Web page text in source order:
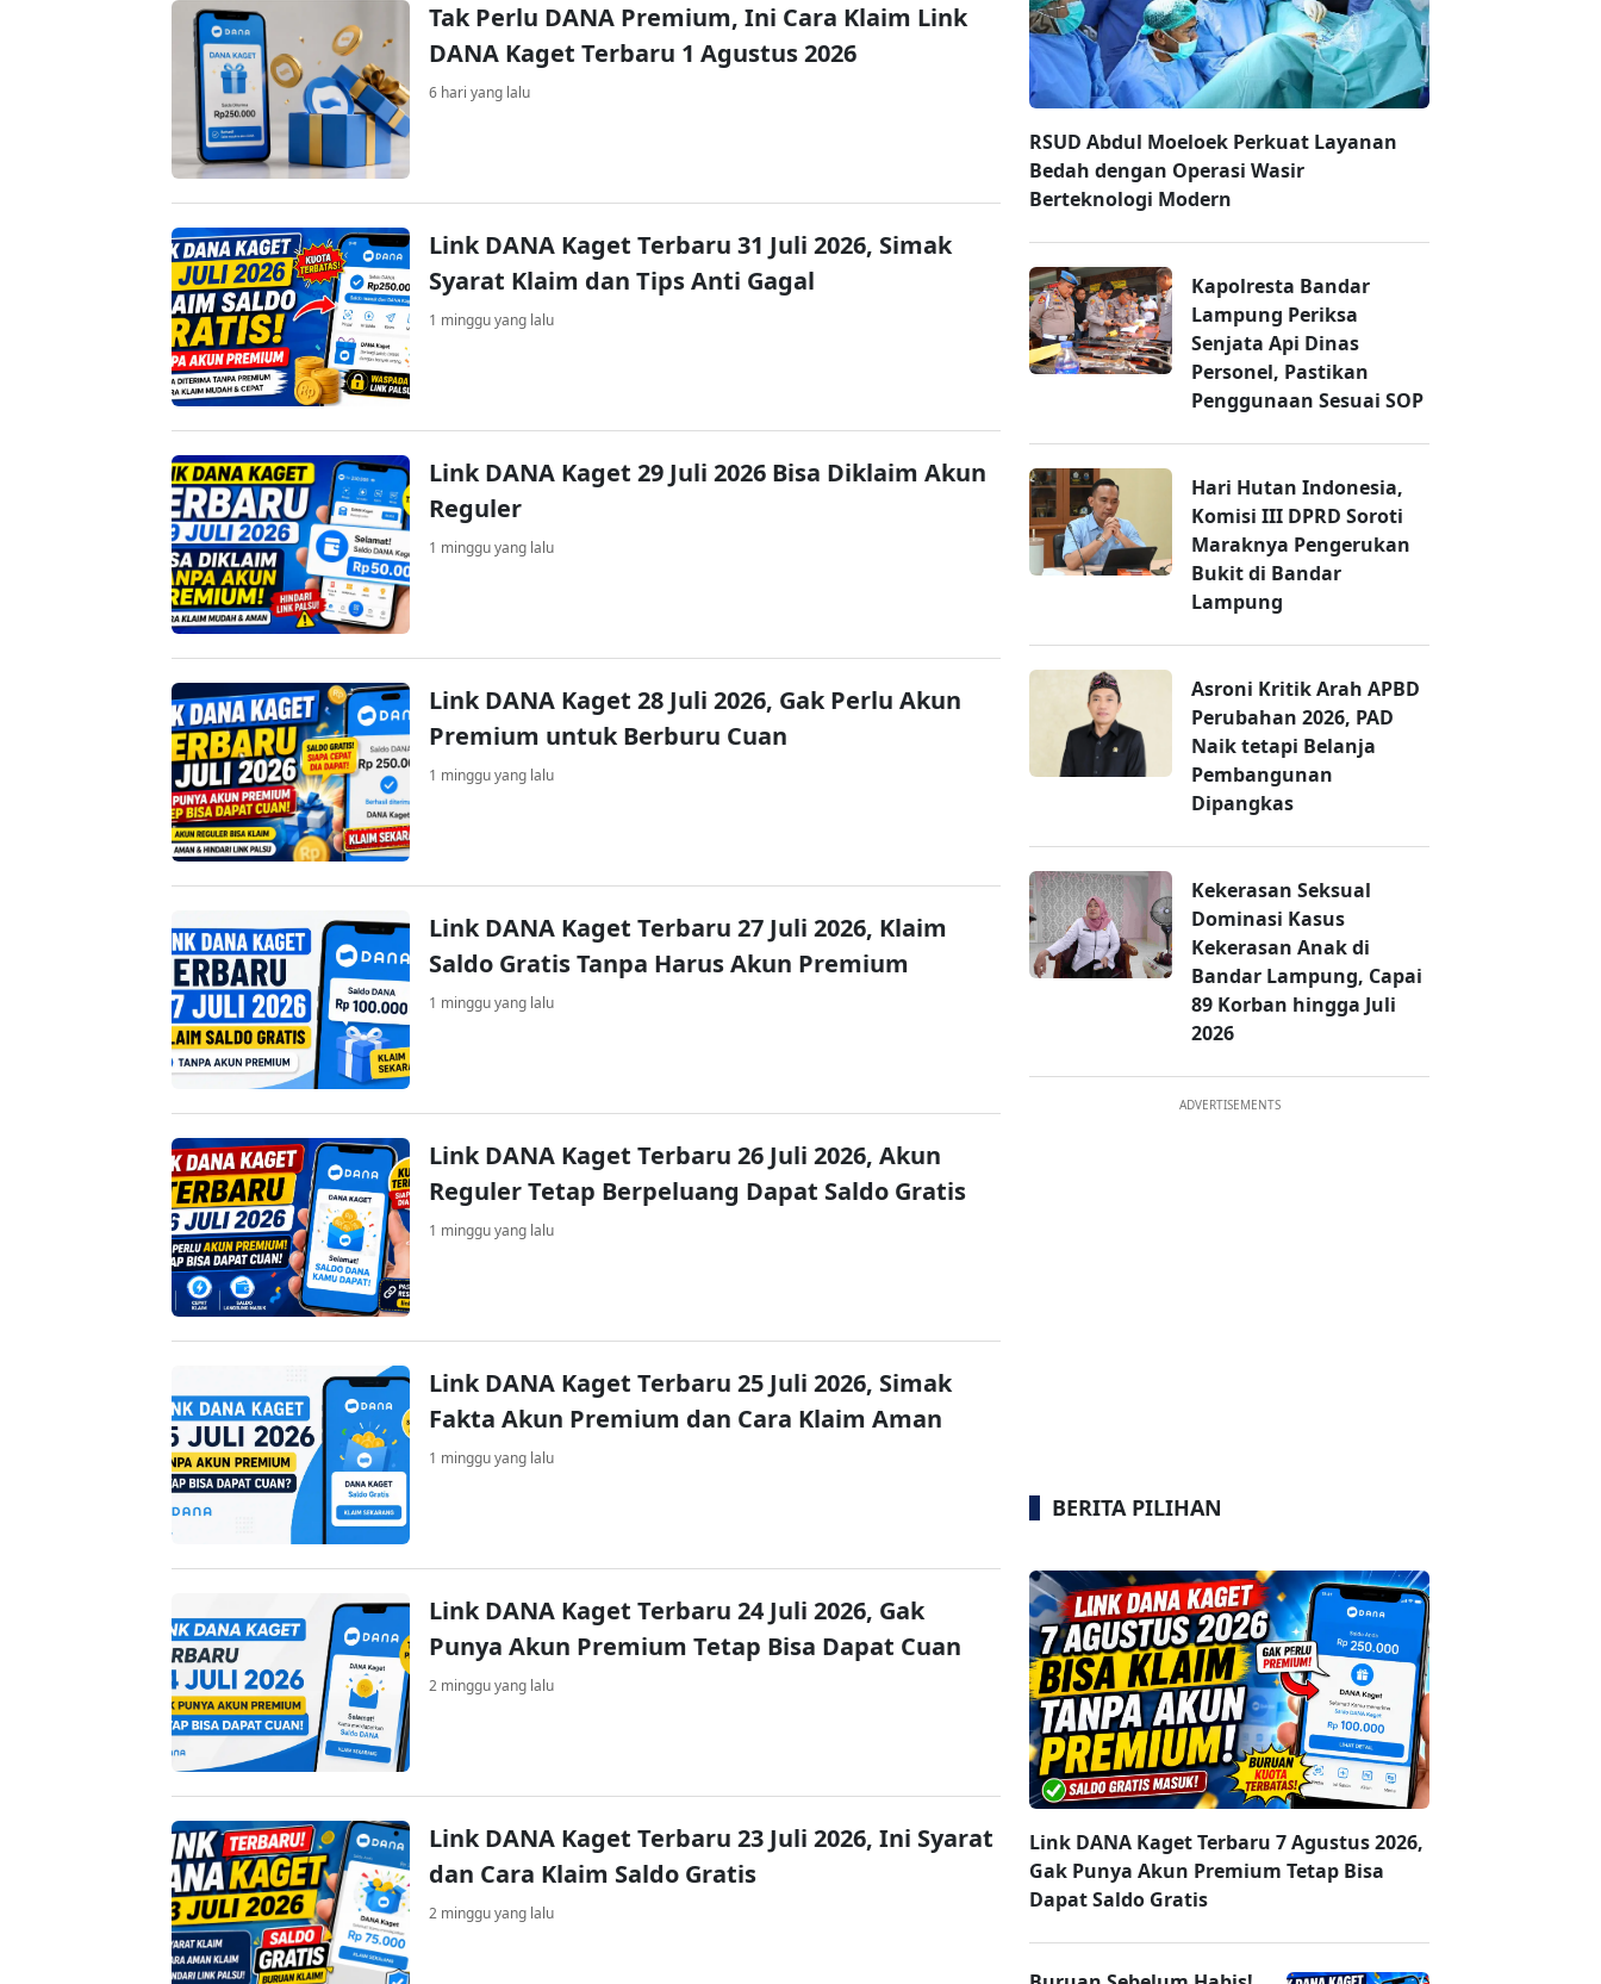
Tak Perlu DANA Premium, Ini Cara Klaim Link
DANA Kaget Terbaru 1 Agustus 2026
6 hari yang lalu
Link DANA Kaget Terbaru 31 Juli 2026, Simak
Syarat Klaim dan Tips Anti Gagal
1 minggu yang lalu
Link DANA Kaget 29 Juli 2026 Bisa Diklaim Akun
Reguler
1 minggu yang lalu
Link DANA Kaget 28 Juli 2026, Gak Perlu Akun
Premium untuk Berburu Cuan
1 minggu yang lalu
Link DANA Kaget Terbaru 27 Juli 2026, Klaim
Saldo Gratis Tanpa Harus Akun Premium
1 minggu yang lalu
Link DANA Kaget Terbaru 26 Juli 2026, Akun
Reguler Tetap Berpeluang Dapat Saldo Gratis
1 minggu yang lalu
Link DANA Kaget Terbaru 25 Juli 2026, Simak
Fakta Akun Premium dan Cara Klaim Aman
1 minggu yang lalu
Link DANA Kaget Terbaru 24 Juli 2026, Gak
Punya Akun Premium Tetap Bisa Dapat Cuan
2 minggu yang lalu
Link DANA Kaget Terbaru 23 Juli 2026, Ini Syarat
dan Cara Klaim Saldo Gratis
2 minggu yang lalu
RSUD Abdul Moeloek Perkuat Layanan
Bedah dengan Operasi Wasir
Berteknologi Modern
Kapolresta Bandar
Lampung Periksa
Senjata Api Dinas
Personel, Pastikan
Penggunaan Sesuai SOP
Hari Hutan Indonesia,
Komisi III DPRD Soroti
Maraknya Pengerukan
Bukit di Bandar
Lampung
Asroni Kritik Arah APBD
Perubahan 2026, PAD
Naik tetapi Belanja
Pembangunan
Dipangkas
Kekerasan Seksual
Dominasi Kasus
Kekerasan Anak di
Bandar Lampung, Capai
89 Korban hingga Juli
2026
ADVERTISEMENTS
BERITA PILIHAN
Link DANA Kaget Terbaru 7 Agustus 2026,
Gak Punya Akun Premium Tetap Bisa
Dapat Saldo Gratis